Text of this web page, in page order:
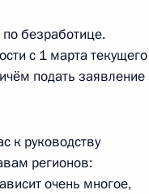
безработице.
с 1 марта текущего
подать заявление
к руководству
регионов:
очень многое,